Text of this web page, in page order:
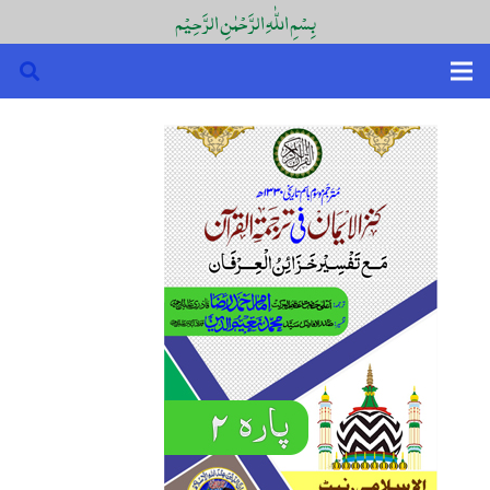
بِسْمِ اللّٰہِ الرَّحْمٰنِ الرَّحِیْم